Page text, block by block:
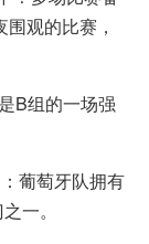
观的比赛，
B组的一场强
葡萄牙队拥有
一。